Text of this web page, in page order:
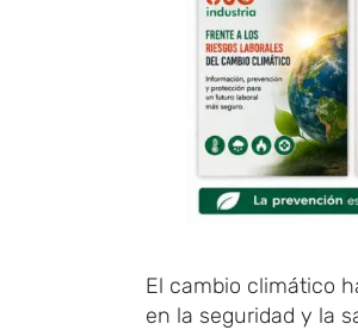
El cambio climático
en la seguridad y la